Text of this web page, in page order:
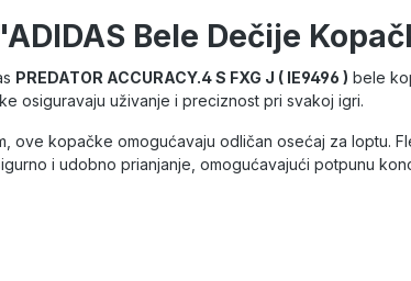
Bele Dečije
PREDATOR ACCURACY.4 S FXG J ( IE9496 ) bele
osiguravaju uživanje i preciznost pri svakoj igri.
ove kopačke omogućavaju odličan osećaj za loptu.
i udobno prianjanje, omogućavajući potpunu